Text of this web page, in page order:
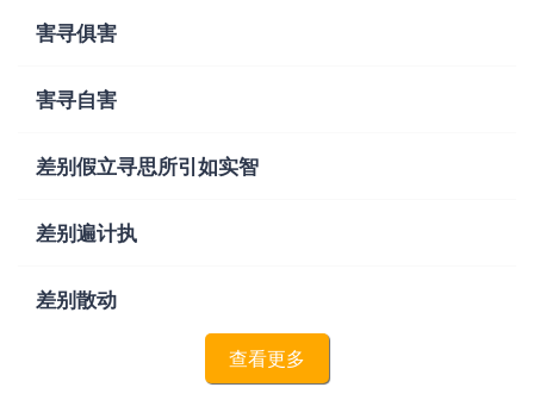
害寻俱害
害寻自害
差别假立寻思所引如实智
差别遍计执
差别散动
查看更多